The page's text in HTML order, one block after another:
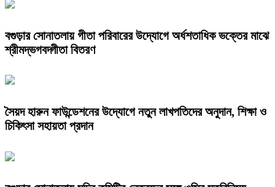
বগুড়ার সোনাতলায় গীতা পরিবারের উদ্যোগে অর্ধশতাধিক ভক্তের মাঝে
শ্রীমদ্ভগবদ্গীতা বিতরণ
সৈয়দ হারুন ফাউন্ডেশনের উদ্যোগে নতুন লাখপতিদের অনুদান, শিক্ষা ও
চিকিৎসা সহায়তা প্রদান